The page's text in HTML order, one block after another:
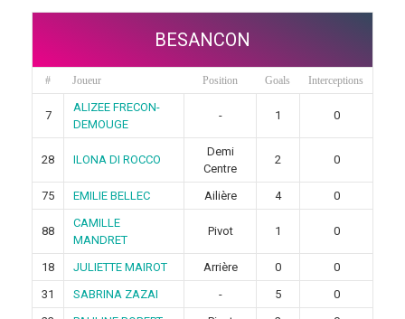
BESANCON
# Joueur Position Goals Interceptions
7
ALIZEE FRECON-
DEMOUGE
- 1 0
28 ILONA DI ROCCO
Demi
Centre
2 0
75 EMILIE BELLEC Ailière 4 0
88
CAMILLE
MANDRET
Pivot 1 0
18 JULIETTE MAIROT Arrière 0
0
31
SABRINA ZAZAI - 5
0